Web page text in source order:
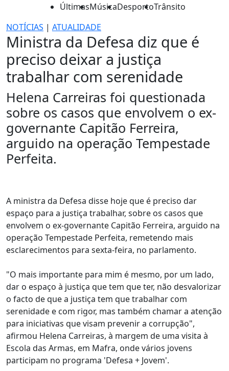
ÚltimasMúsicaDesportoTrânsito
NOTÍCIAS | ATUALIDADE
Ministra da Defesa diz que é
preciso deixar a justiça
trabalhar com serenidade
Helena Carreiras foi questionada
sobre os casos que envolvem o ex-
governante Capitão Ferreira,
arguido na operação Tempestade
Perfeita.
A ministra da Defesa disse hoje que é preciso dar
espaço para a justiça trabalhar, sobre os casos que
envolvem o ex-governante Capitão Ferreira, arguido na
operação Tempestade Perfeita, remetendo mais
esclarecimentos para sexta-feira, no parlamento.
"O mais importante para mim é mesmo, por um lado,
dar o espaço à justiça que tem que ter, não desvalorizar
o facto de que a justiça tem que trabalhar com
serenidade e com rigor, mas também chamar a atenção
para iniciativas que visam prevenir a corrupção",
afirmou Helena Carreiras, à margem de uma visita à
Escola das Armas, em Mafra, onde vários jovens
participam no programa 'Defesa + Jovem'.